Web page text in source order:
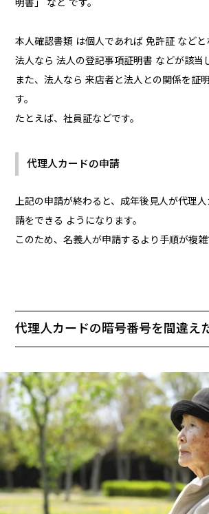
明書」 など です。
本人確認書類 は個人であれば 免許証 などと
法人なら 法人の登記事項証明書 などが該当
また、法人なら 来店者と法人との関係を証
す。
たとえば、社員証などです。
代理人カードの申請
上記の申請が終わると、成年後見人が代理
請をできる ようになります。
このため、名義人が申請するより手順が複雑
代理人カードの暗号番号を間違え